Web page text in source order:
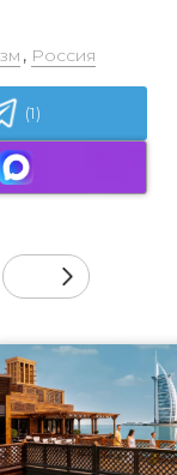
, Россия
(1)